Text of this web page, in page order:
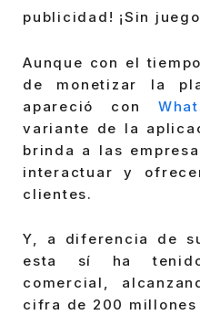
publicidad! ¡Sin
Aunque con el
de monetizar la
apareció con
variante de la
brinda a las
interactuar y
clientes.
Y, a diferencia de
esta sí ha
comercial,
cifra de 200 millones